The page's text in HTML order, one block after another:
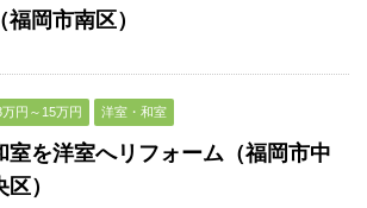
（福岡市南区）
万円～15万円 洋室・和室
室を洋室へリフォーム（福岡市中
区）